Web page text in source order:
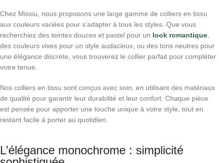
Chez Missiu, nous proposons une large gamme de colliers en tissu
aux couleurs variées pour s’adapter à tous les styles. Que vous
recherchiez des teintes douces et pastel pour un look romantique,
des couleurs vives pour un style audacieux, ou des tons neutres pour
une élégance discrète, vous trouverez le collier parfait pour compléter
votre tenue.
Nos colliers en tissu sont conçus avec soin, en utilisant des matériaux
de qualité pour garantir leur durabilité et leur confort. Chaque pièce
est pensée pour apporter une touche unique à votre style, tout en
restant facile à porter au quotidien.
L’élégance monochrome : simplicité